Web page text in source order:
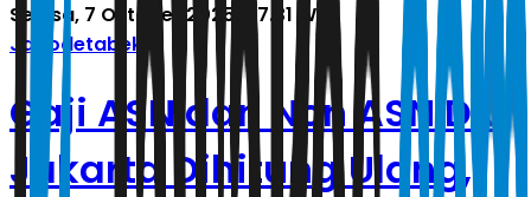
Selasa, 7 Oktober 2025 | 17.31 WIB
Jabodetabek
Gaji ASN dan Non ASN DKI
Jakarta Dihitung Ulang,